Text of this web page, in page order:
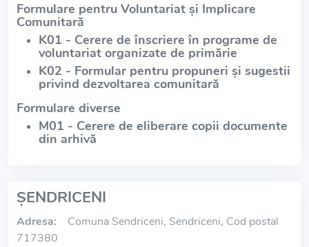
Formulare pentru Voluntariat și Implicare
Comunitară
K01 - Cerere de înscriere în programe de
voluntariat organizate de primărie
K02 - Formular pentru propuneri și sugestii
privind dezvoltarea comunitară
Formulare diverse
M01 - Cerere de eliberare copii documente
din arhivă
ŞENDRICENI
Adresa:
Comuna Sendriceni, Sendriceni, Cod postal
717380